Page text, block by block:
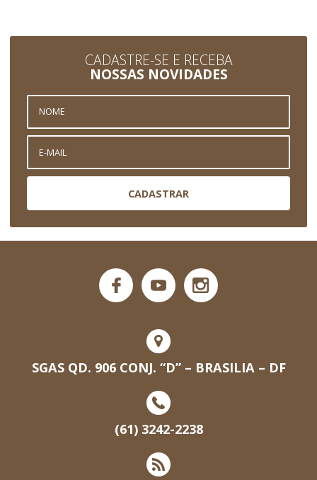
CADASTRE-SE E RECEBA
NOSSAS NOVIDADES
CADASTRAR
SGAS QD. 906 CONJ. “D” – BRASILIA – DF
(61) 3242-2238